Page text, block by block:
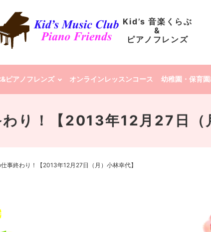
Kid’s 音楽くらぶ
&
ピアノフレンズ
ピアノフレンズ オンラインレッスンコース 幼稚園・保育
り！【2013年12月27日（
事終わり！【2013年12月27日（月）小林幸代】